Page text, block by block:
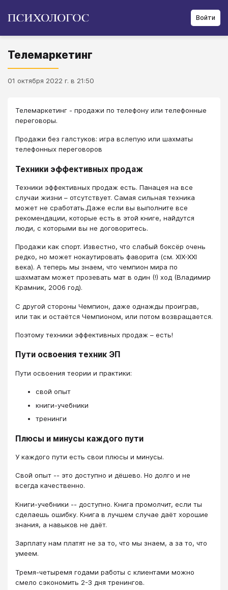
Войти
Телемаркетинг
01 октября 2022 г. в 21:50
Телемаркетинг - продажи по телефону или телефонные
переговоры.
Продажи без галстуков: игра вслепую или шахматы
телефонных переговоров
Техники эффективных продаж
Техники эффективных продаж есть. Панацея на все
случаи жизни – отсутствует. Самая сильная техника
может не сработать.Даже если вы выполните все
рекомендации, которые есть в этой книге, найдутся
люди, с которыми вы не договоритесь.
Продажи как спорт. Известно, что слабый боксёр очень
редко, но может нокаутировать фаворита (см. XIX-XXI
века). А теперь мы знаем, что чемпион мира по
шахматам может прозевать мат в один (!) ход (Владимир
Крамник, 2006 год).
С другой стороны Чемпион, даже однажды проиграв,
или так и остаётся Чемпионом, или потом возвращается.
Поэтому техники эффективных продаж – есть!
Пути освоения техник ЭП
Пути освоения теории и практики:
свой опыт
книги-учебники
тренинги
Плюсы и минусы каждого пути
У каждого пути есть свои плюсы и минусы.
Свой опыт -- это доступно и дёшево. Но долго и не
всегда качественно.
Книги-учебники -- доступно. Книга промолчит, если ты
сделаешь ошибку. Книга в лучшем случае даёт хорошие
знания, а навыков не даёт.
Зарплату нам платят не за то, что мы знаем, а за то, что
умеем.
Тремя-четыремя годами работы с клиентами можно
смело сэкономить 2-3 дня тренингов.